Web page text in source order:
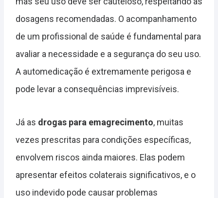
dosagens recomendadas. O acompanhamento
de um profissional de saúde é fundamental para
avaliar a necessidade e a segurança do seu uso.
A automedicação é extremamente perigosa e
pode levar a consequências imprevisíveis.
Já as drogas para emagrecimento, muitas
vezes prescritas para condições específicas,
envolvem riscos ainda maiores. Elas podem
apresentar efeitos colaterais significativos, e o
uso indevido pode causar problemas